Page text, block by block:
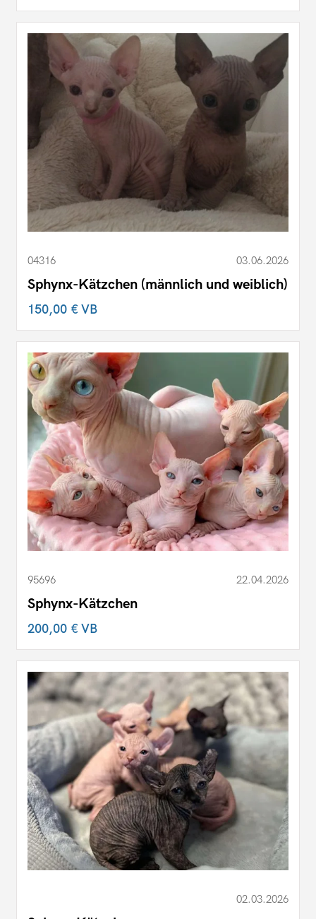
04316 03.06.2026
Sphynx-Kätzchen (männlich und weiblich)
150,00 €VB
95696 22.04.2026
Sphynx-Kätzchen
200,00 €VB
02.03.2026